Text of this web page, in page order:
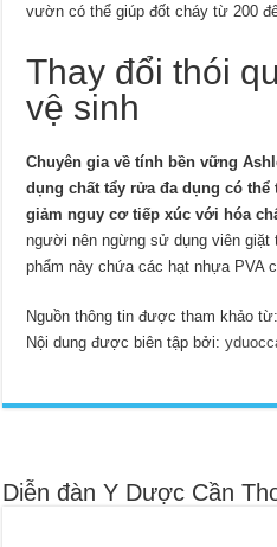
vườn có thể giúp đốt cháy từ 200
Thay đổi thói
vệ sinh
Chuyên gia về tính bền vững
dụng chất tẩy rửa đa dụng có
giảm nguy cơ tiếp xúc với hóa
người nên ngừng sử dụng viên
phẩm này chứa các hạt nhựa PVA
Nguồn thông tin được tham khảo từ:
Nội dung được biên tập bởi:
Diễn đàn Y Dược Cần